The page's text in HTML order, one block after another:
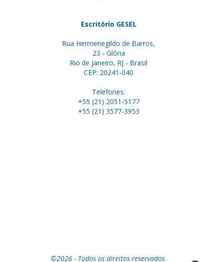
Escritório GESEL
Rua Hermenegildo de Barros,
23 - Glória
Rio de Janeiro, RJ - Brasil
CEP: 20241-040
Telefones:
+55 (21) 2051-5177
+55 (21) 3577-3953
©2026 - Todos os direitos reservados.